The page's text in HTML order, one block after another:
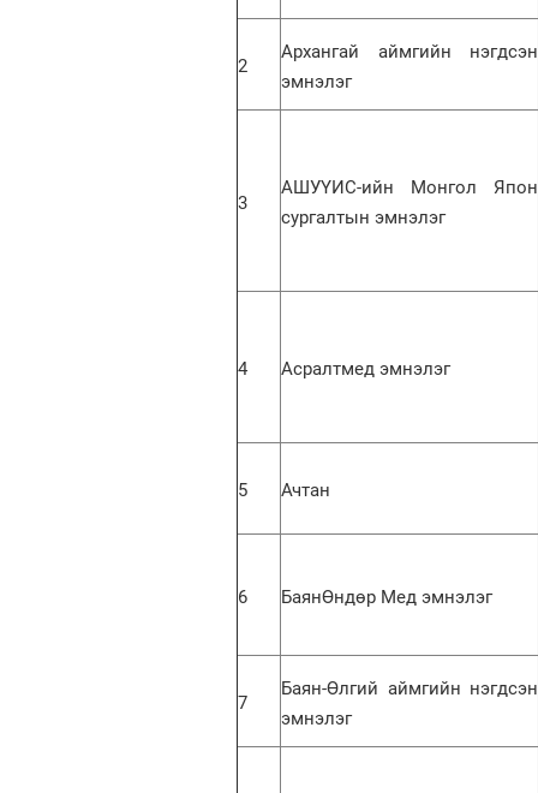
2
Архангай аймгийн нэгдсэн
эмнэлэг
3
АШУҮИС-ийн Монгол Япон
сургалтын эмнэлэг
4 Асралтмед эмнэлэг
5 Ачтан
6 БаянӨндөр Мед эмнэлэг
7
Баян-Өлгий аймгийн нэгдсэн
эмнэлэг